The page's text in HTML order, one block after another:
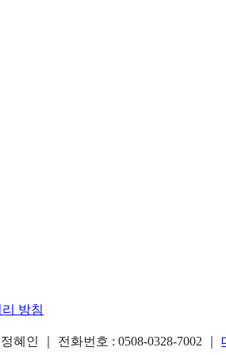
방침
혜인 ｜ 전화번호 : 0508-0328-7002